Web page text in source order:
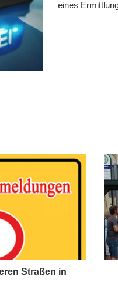
eines
Straßen in